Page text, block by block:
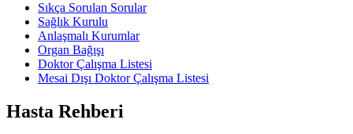
Sıkça Sorulan Sorular
Sağlık Kurulu
Anlaşmalı Kurumlar
Organ Bağışı
Doktor Çalışma Listesi
Mesai Dışı Doktor Çalışma Listesi
Hasta Rehberi